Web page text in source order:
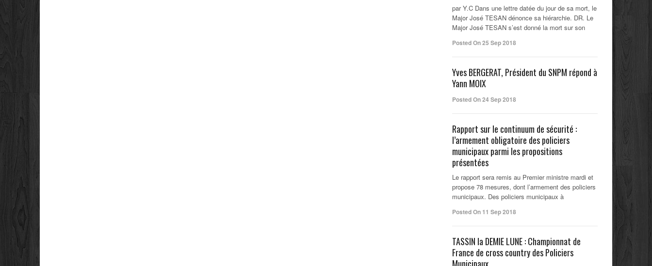
par Y.C Dans une lettre datée du jour de sa mort, le
Major José TESAN dénonce sa hiérarchie. DR. Le
Major José TESAN s’est donné la mort sur son
Posted On 25 Sep 2018
Yves BERGERAT, Président du SNPM répond à
Yann MOIX
Posted On 24 Sep 2018
Rapport sur le continuum de sécurité :
l’armement obligatoire des policiers
municipaux parmi les propositions
présentées
Le rapport sera remis au Premier ministre mardi et
propose 78 mesures, dont l’armement des policiers
municipaux. Des policiers municipaux à
Posted On 11 Sep 2018
TASSIN la DEMIE LUNE : Championnat de
France de cross country des Policiers
Municipaux